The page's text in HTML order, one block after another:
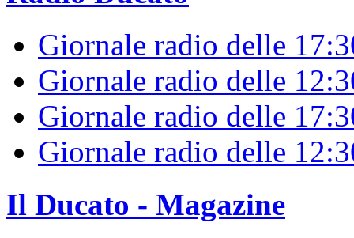
Giornale radio delle
Giornale radio delle
Giornale radio delle
Giornale radio delle
Il Ducato - Magazine